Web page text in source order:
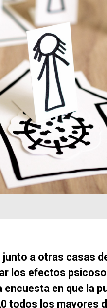
a otras casas
los efectos
encuesta en que la
todos los mayores